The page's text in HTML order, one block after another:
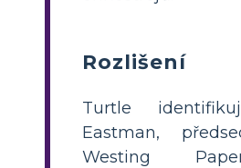
Rozlišení
Turtle
Eastman,
Westing